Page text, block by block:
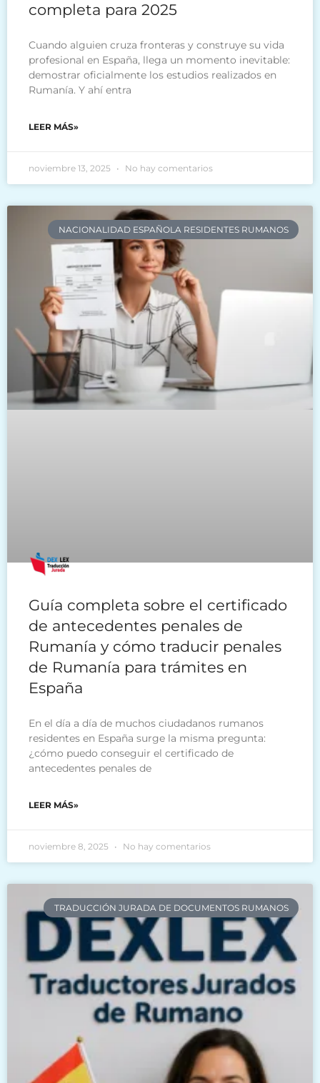
completa para 2025
Cuando alguien cruza fronteras y construye su vida
profesional en España, llega un momento inevitable:
demostrar oficialmente los estudios realizados en
Rumanía. Y ahí entra
LEER MÁS»
noviembre 13, 2025 No hay comentarios
NACIONALIDAD ESPAÑOLA RESIDENTES RUMANOS
Guía completa sobre el certificado
de antecedentes penales de
Rumanía y cómo traducir penales
de Rumanía para trámites en
España
En el día a día de muchos ciudadanos rumanos
residentes en España surge la misma pregunta:
¿cómo puedo conseguir el certificado de
antecedentes penales de
LEER MÁS»
noviembre 8, 2025 No hay comentarios
TRADUCCIÓN JURADA DE DOCUMENTOS RUMANOS